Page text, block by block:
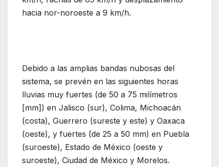
hacia nor-noroeste a 9 km/h.
Debido a las amplias bandas nubosas del
sistema, se prevén en las siguientes horas
lluvias muy fuertes (de 50 a 75 milímetros
[mm]) en Jalisco (sur), Colima, Michoacán
(costa), Guerrero (sureste y este) y Oaxaca
(oeste), y fuertes (de 25 a 50 mm) en Puebla
(suroeste), Estado de México (oeste y
suroeste), Ciudad de México y Morelos.